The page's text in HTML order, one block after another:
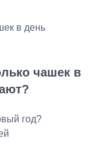
чашек в